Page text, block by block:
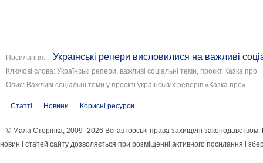
Посилання: Українські репери висловилися на важливі
Ключові слова: Українські репери, важливі соціальні теми, проєкт Казка про
Опис: Важливі соціальні теми у проєкті українських реперів «Казка про»
Статті Новини Корисні ресурси
© Мала Сторінка, 2009 -2026 Всі авторські права захищені
новин і статей сайту дозволяється при розміщенні активного посилання і